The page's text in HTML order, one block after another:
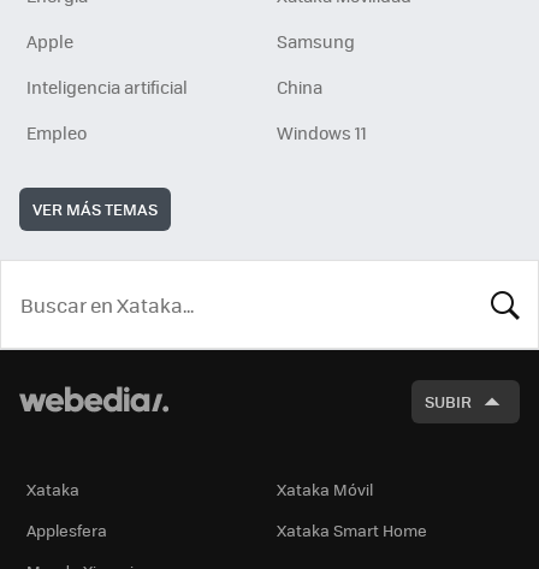
Apple
Samsung
Inteligencia artificial
China
Empleo
Windows 11
VER MÁS TEMAS
SUBIR
Xataka
Xataka Móvil
Applesfera
Xataka Smart Home